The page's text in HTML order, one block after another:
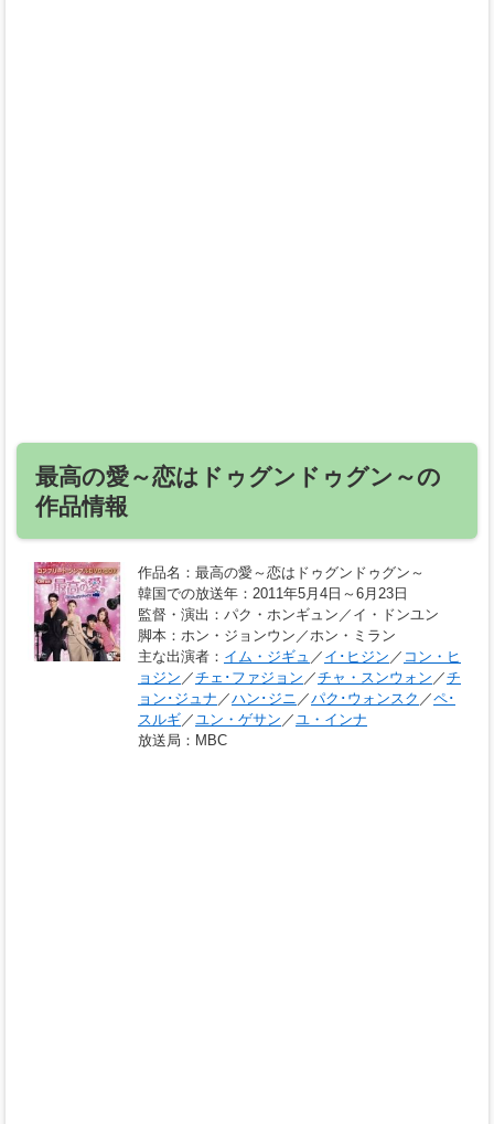
最高の愛～恋はドゥグンドゥグン～の
作品情報
作品名 ：最高の愛～恋はドゥグンドゥグン～
韓国での放送年 ：2011年5月4日～6月23日
監督・演出 ：パク・ホンギュン／イ・ドンユン
脚本 ：ホン・ジョンウン／ホン・ミラン
主な出演者 ： イム・ジギュ ／ イ･ヒジン ／ コン・ヒ
ョジン ／チェ･ファジョン ／チャ・スンウォン ／チ
ョン･ジュナ ／ハン･ジニ ／パク･ウォンスク ／ペ･
スルギ／ユン・ゲサン ／ユ・インナ
放送局 ：MBC